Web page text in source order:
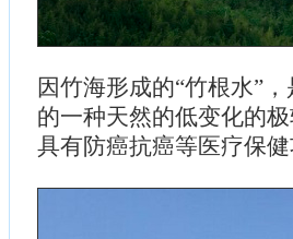
因竹海形成的“竹根水”
的一种天然的低变化的
具有防癌抗癌等医疗保健